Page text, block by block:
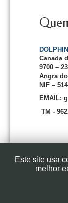
Canada
9700 –
Angra
NIF –
EMAIL:
TM -
Este site usa
melhor